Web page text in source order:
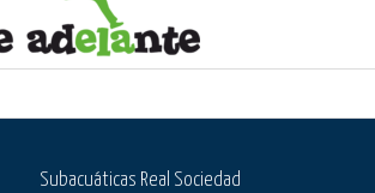
Subacuáticas Real Sociedad